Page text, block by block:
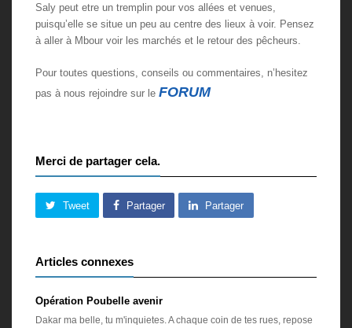
Saly peut etre un tremplin pour vos allées et venues,
puisqu’elle se situe un peu au centre des lieux à voir. Pensez
à aller à Mbour voir les marchés et le retour des pêcheurs.
Pour toutes questions, conseils ou commentaires, n’hesitez
pas à nous rejoindre sur le FORUM
Merci de partager cela.
Tweet Partager Partager
Articles connexes
Opération Poubelle avenir
Dakar ma belle, tu m'inquietes. A chaque coin de tes rues, repose